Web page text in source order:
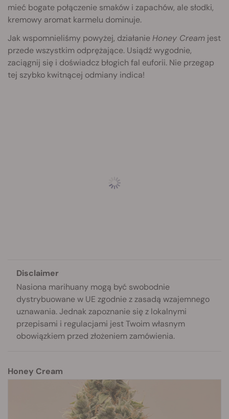
mieć bogate połączenie smaków i zapachów, ale słodki,
kremowy aromat karmelu dominuje.
Jak wspomnieliśmy powyżej, działanieHoney Cream jest
przede wszystkim odprężające. Usiądź wygodnie,
zaciągnij się i doświadcz błogich fal euforii. Nie przegap
tej szybko kwitnącej odmiany indica!
Disclaimer
Nasiona marihuany mogą być swobodnie
dystrybuowane w UE zgodnie z zasadą wzajemnego
uznawania. Jednak zapoznanie się z lokalnymi
przepisami i regulacjami jest Twoim własnym
obowiązkiem przed złożeniem zamówienia.
Honey Cream